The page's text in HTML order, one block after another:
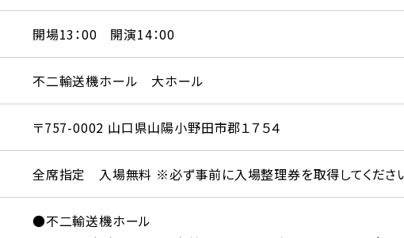
開場13：00 開演14：00
不二輸送機ホール 大ホール
〒757-0002 山口県山陽小野田市郡１７５４
全席指定 入場無料 ※必ず事前に入場整理券を取得してくださ
●不二輸送機ホール